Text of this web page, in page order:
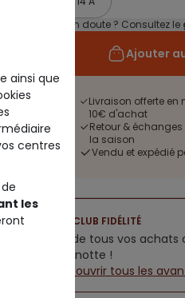
Un doute ? Consultez le
Ajouter
Livraison offerte
10€ d'achat
Retour &
la saison
Vendu et expédié
CLUB FIDÉLITÉ
5% de tous vos
cagnotte !
Découvrir tous les
ainsi que
centres
les